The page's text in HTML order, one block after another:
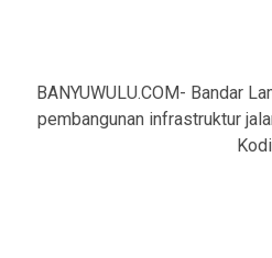
BANYUWULU.COM- Bandar
pembangunan infrastruktur